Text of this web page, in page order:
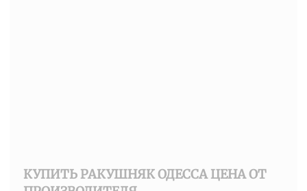
КУПИТЬ РАКУШНЯК ОДЕССА ЦЕНА ОТ